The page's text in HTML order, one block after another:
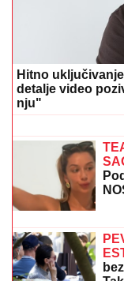
IZVEŠTAJ SA
vojnika,
Odese (VIDEO)